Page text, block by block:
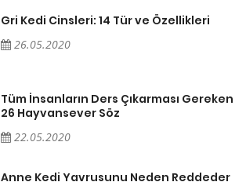
Gri Kedi Cinsleri: 14 Tür ve Özellikleri
26.05.2020
Tüm İnsanların Ders Çıkarması Gereken
26 Hayvansever Söz
22.05.2020
Anne Kedi Yavrusunu Neden Reddeder